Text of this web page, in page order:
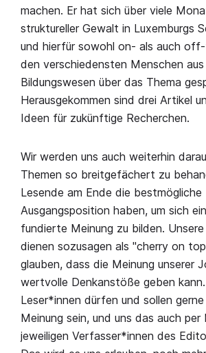
machen. Er hat sich über viele
struktureller Gewalt in Luxemburgs
und hierfür sowohl on- als auch
den verschiedensten Menschen aus
Bildungswesen über das Thema
Herausgekommen sind drei Artikel
Ideen für zukünftige Recherchen.
Wir werden uns auch weiterhin
Themen so breitgefächert zu
Lesende am Ende die bestmögliche
Ausgangsposition haben, um sich
fundierte Meinung zu bilden.
dienen sozusagen als "cherry on
glauben, dass die Meinung unserer
wertvolle Denkanstöße geben
Leser*innen dürfen und sollen
Meinung sein, und uns das auch per
jeweiligen Verfasser*innen des